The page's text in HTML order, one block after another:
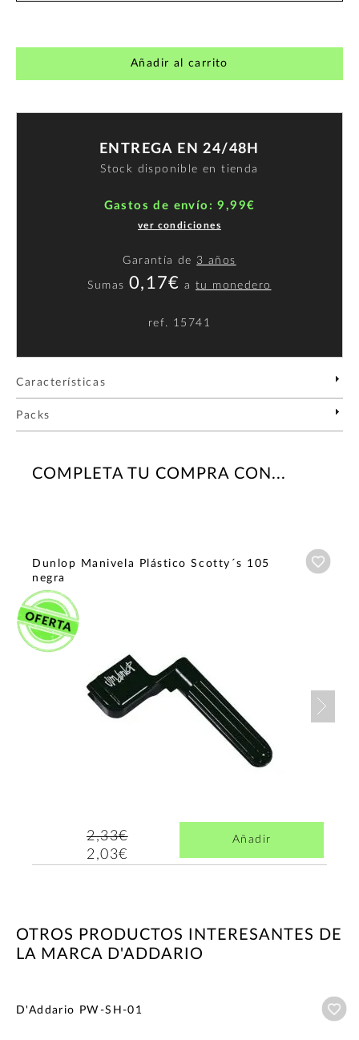
Añadir al carrito
ENTREGA EN 24/48H
Stock disponible en tienda
Gastos de envío: 9,99€
ver condiciones
Garantía de 3 años
Sumas 0,17€ atu monedero
ref. 15741
Características
Packs
COMPLETA TU COMPRA CON...
Dunlop Manivela Plástico Scotty´s 105
negra
2,33€
2,03€
Añadir
OTROS PRODUCTOS INTERESANTES DE
LA MARCA D'ADDARIO
D'Addario PW-SH-01